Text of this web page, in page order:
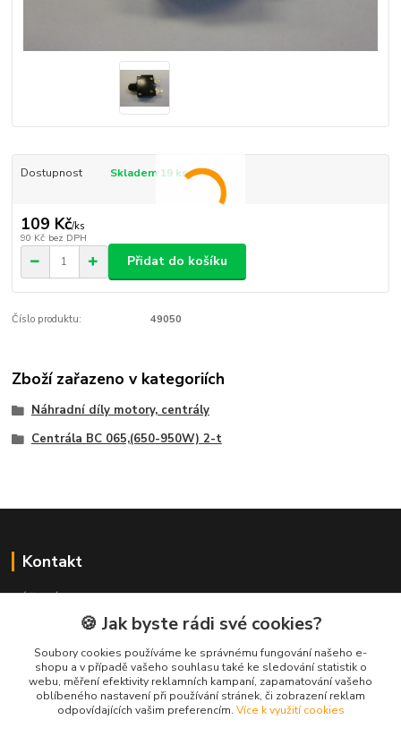
Dostupnost Skladem 19 ks
109 Kč/ks
90 Kč bez DPH
Přidat do košíku
Číslo produktu: 49050
Zboží zařazeno v kategoriích
Náhradní díly motory, centrály
Centrála BC 065,(650-950W) 2-t
Kontakt
+420 481 621 329
centraly@enhlava.cz
🍪 Jak byste rádi své cookies?
Soubory cookies používáme ke správnému fungování našeho e-
shopu a v případě vašeho souhlasu také ke sledování statistik o
webu, měření efektivity reklamních kampaní, zapamatování vašeho
oblíbeného nastavení při používání stránek, či zobrazení reklam
odpovídajících vašim preferencím. Více k využití cookies